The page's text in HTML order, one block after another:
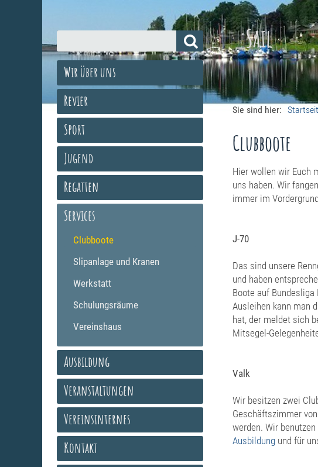
_Sail
Sie sind hier:
Clubboote
Hier wollen wir Euch
uns haben. Wir
immer im
J-70
Das sind unsere
und haben
Boote auf Bundesliga
Ausleihen kann man
hat, der meldet sich
Mitsegel-
Valk
Wir besitzen zwei
Geschäftszimmer
werden. Wir
Ausbildung und für
Wir über uns
Revier
Sport
Jugend
Regatten
Services
Clubboote
Slipanlage und Kranen
Werkstatt
Schulungsräume
Vereinshaus
Ausbildung
Veranstaltungen
Vereinsinternes
Kontakt